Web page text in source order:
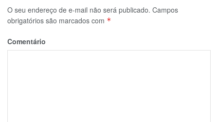
O seu endereço de e-mail não será publicado. Campos
obrigatórios são marcados com *
Comentário